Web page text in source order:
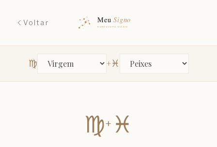
Voltar
Primeiro signo
♍︎ +
Segundo signo
♓︎
♍︎+ ♓︎